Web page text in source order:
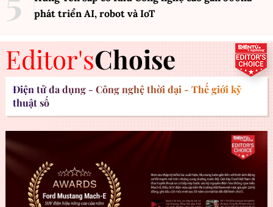
phát triển AI, robot và IoT
Editor'sChoise
Điện tử đa dụng - Công nghệ thời đại - Thế giới kỹ
thuật số